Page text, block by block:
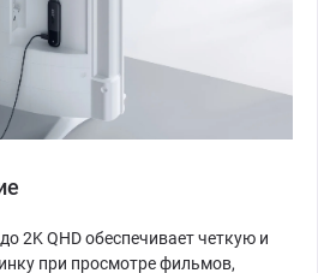
2K QHD обеспечивает четкую и
при просмотре фильмов,